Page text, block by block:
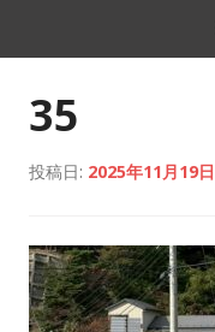
35
投稿日: 2025年11月19日